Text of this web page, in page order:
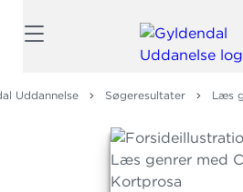
Uddannelse Søgeresultater Læs